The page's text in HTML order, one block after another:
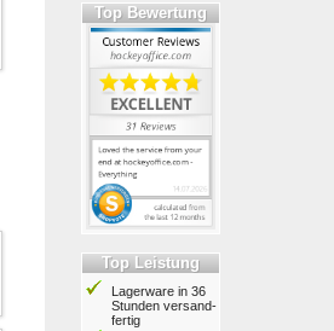
Top Bewertung
Top Leistung
Lagerware in 36
Stunden ver­sand­
fertig